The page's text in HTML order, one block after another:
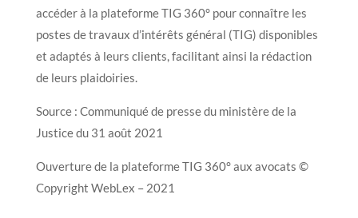
accéder à la plateforme TIG 360° pour connaître les
postes de travaux d’intérêts général (TIG) disponibles
et adaptés à leurs clients, facilitant ainsi la rédaction
de leurs plaidoiries.
Source : Communiqué de presse du ministère de la
Justice du 31 août 2021
Ouverture de la plateforme TIG 360° aux avocats ©
Copyright WebLex – 2021